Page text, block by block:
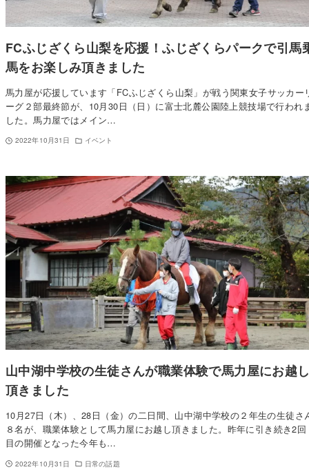
FCふじざくら山梨を応援！ふじざくらパークで引馬
馬をお楽しみ頂きました
馬力屋が応援しています「FCふじざくら山梨」が戦う関東女子サッカー
ーグ２部最終節が、10月30日（日）に富士北麓公園陸上競技場で行われ
した。馬力屋ではメイン…
2022年10月31日 イベント
山中湖中学校の生徒さんが職業体験で馬力屋にお越
頂きました
10月27日（木）、28日（金）の二日間、山中湖中学校の２年生の生徒さ
８名が、職業体験として馬力屋にお越し頂きました。昨年に引き続き2回
目の開催となった今年も…
2022年10月31日 日常の話題